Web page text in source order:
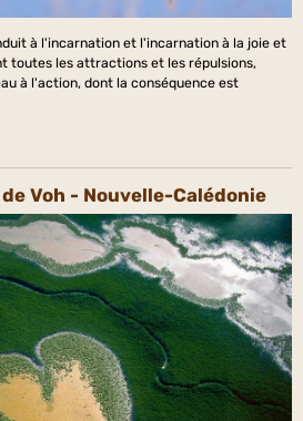
à l'incarnation et l'incarnation à la joie et
toutes les attractions et les répulsions,
à l'action, dont la conséquence est
Voh - Nouvelle-Calédonie